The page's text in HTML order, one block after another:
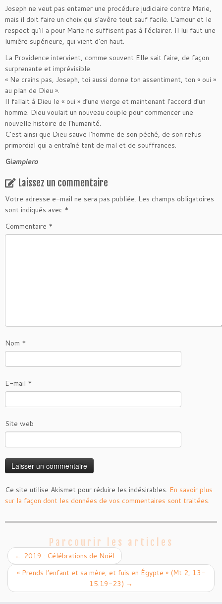
Joseph ne veut pas entamer une procédure judiciaire contre Marie,
mais il doit faire un choix qui s’avère tout sauf facile. L’amour et le
respect qu’il a pour Marie ne suffisent pas à l’éclairer. Il lui faut une
lumière supérieure, qui vient d’en haut.
La Providence intervient, comme souvent Elle sait faire, de façon
surprenante et imprévisible.
« Ne crains pas, Joseph, toi aussi donne ton assentiment, ton « oui »
au plan de Dieu ».
Il fallait à Dieu le « oui » d’une vierge et maintenant l’accord d’un
homme. Dieu voulait un nouveau couple pour commencer une
nouvelle histoire de l’humanité.
C’est ainsi que Dieu sauve l’homme de son péché, de son refus
primordial qui a entraîné tant de mal et de souffrances.
Giampiero
Laissez un commentaire
Votre adresse e-mail ne sera pas publiée. Les champs obligatoires
sont indiqués avec *
Commentaire *
Nom *
E-mail *
Site web
Ce site utilise Akismet pour réduire les indésirables. En savoir plus
sur la façon dont les données de vos commentaires sont traitées.
Parcourir les articles
← 2019 : Célébrations de Noël
« Prends l’enfant et sa mère, et fuis en Égypte » (Mt 2, 13-
15.19-23) →